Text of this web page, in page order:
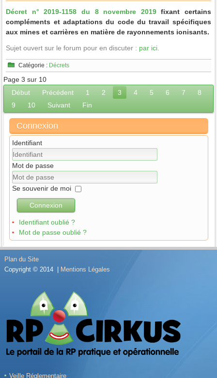
Décret n° 2019-1158 du 8 novembre 2019fixant certains
compléments et adaptations du code du travail spécifiques
aux mines et carrières en matière de rayonnements ionisants.
Sujet ouvert sur le forum pour en discuter : par ici.
Catégorie : Décrets
Page 3 sur 10
Début
Précédent 1 2 3 4 5 6 7
8
9
10 Suivant Fin
Connexion
Identifiant
Mot de passe
Se souvenir de moi
Connexion
Identifiant oublié ?
Mot de passe oublié ?
Plan du Site
Copyright © 2014 |
Mentions Légales
Veille Réglementaire